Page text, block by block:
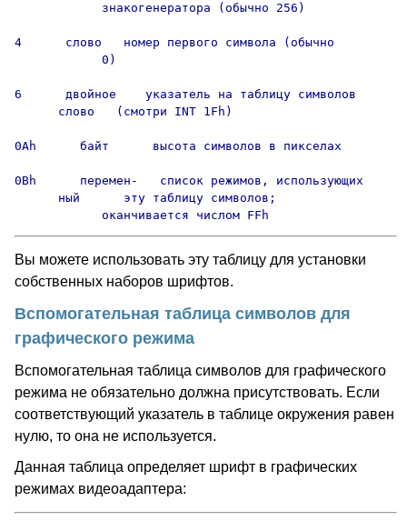
            знакогенератора (обычно 256)
4      слово   номер первого символа (обычно
            0)
6      двойное    указатель на таблицу символов
      слово   (смотри INT 1Fh)
0Ah      байт      высота символов в пикселах
0Bh      перемен-   список режимов, использующих
      ный      эту таблицу символов;
            оканчивается числом FFh
Вы можете использовать эту таблицу для установки
собственных наборов шрифтов.
Вспомогательная таблица символов для
графического режима
Вспомогательная таблица символов для графического
режима не обязательно должна присутствовать. Если
соответствующий указатель в таблице окружения равен
нулю, то она не используется.
Данная таблица определяет шрифт в графических
режимах видеоадаптера: